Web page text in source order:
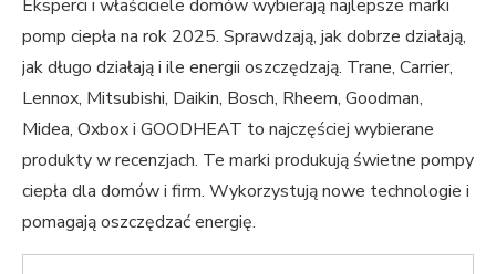
Eksperci i właściciele domów wybierają najlepsze marki
pomp ciepła na rok 2025. Sprawdzają, jak dobrze działają,
jak długo działają i ile energii oszczędzają. Trane, Carrier,
Lennox, Mitsubishi, Daikin, Bosch, Rheem, Goodman,
Midea, Oxbox i GOODHEAT to najczęściej wybierane
produkty w recenzjach. Te marki produkują świetne pompy
ciepła dla domów i firm. Wykorzystują nowe technologie i
pomagają oszczędzać energię.